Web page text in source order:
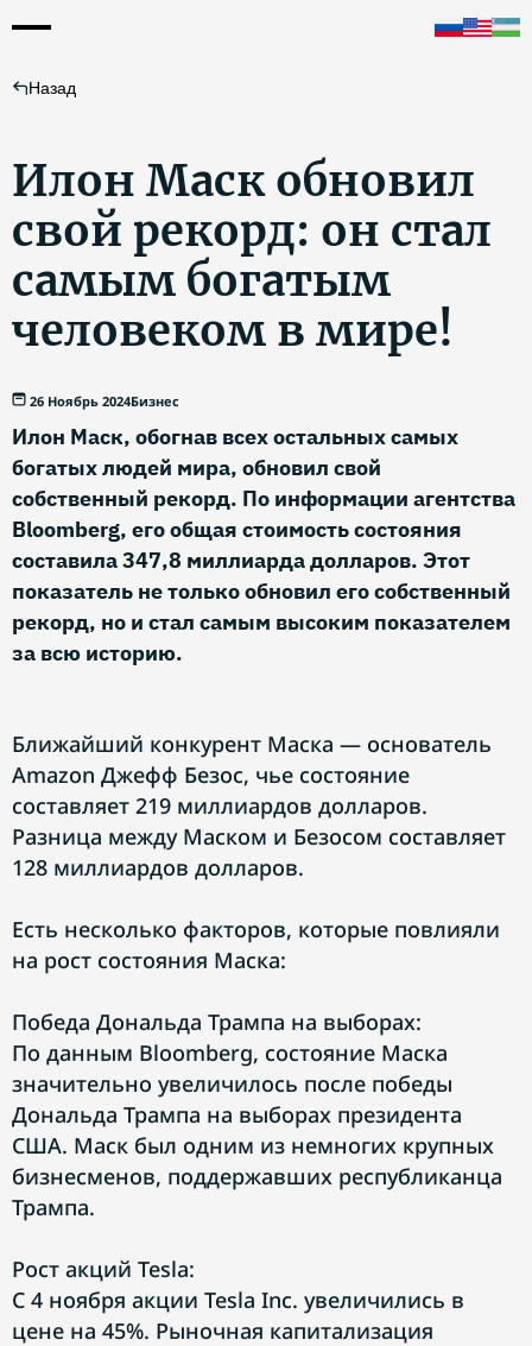
Назад
Илон Маск обновил
свой рекорд: он стал
самым богатым
человеком в мире!
26 Ноябрь 2024Бизнес
Илон Маск, обогнав всех остальных самых
богатых людей мира, обновил свой
собственный рекорд. По информации агентства
Bloomberg, его общая стоимость состояния
составила 347,8 миллиарда долларов. Этот
показатель не только обновил его собственный
рекорд, но и стал самым высоким показателем
за всю историю.
Ближайший конкурент Маска — основатель
Amazon Джефф Безос, чье состояние
составляет 219 миллиардов долларов.
Разница между Маском и Безосом составляет
128 миллиардов долларов.
Есть несколько факторов, которые повлияли
на рост состояния Маска:
Победа Дональда Трампа на выборах:
По данным Bloomberg, состояние Маска
значительно увеличилось после победы
Дональда Трампа на выборах президента
США. Маск был одним из немногих крупных
бизнесменов, поддержавших республиканца
Трампа.
Рост акций Tesla:
С 4 ноября акции Tesla Inc. увеличились в
цене на 45%. Рыночная капитализация